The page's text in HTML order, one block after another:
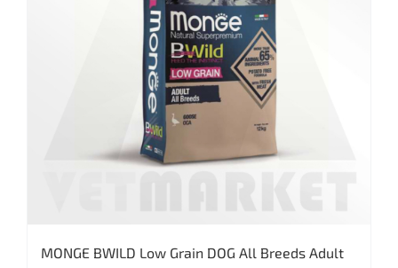
MONGE BWILD Low Grain DOG All Breeds Adult